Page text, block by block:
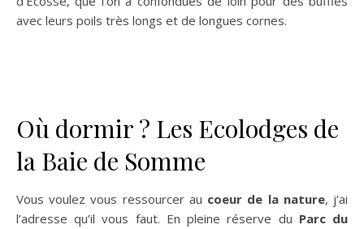
avec leurs poils très longs et de longues cornes.
Où dormir ? Les Ecolodges de
la Baie de Somme
Vous voulez vous ressourcer au coeur de la nature, j’ai
l’adresse qu’il vous faut. En pleine réserve du Parc du